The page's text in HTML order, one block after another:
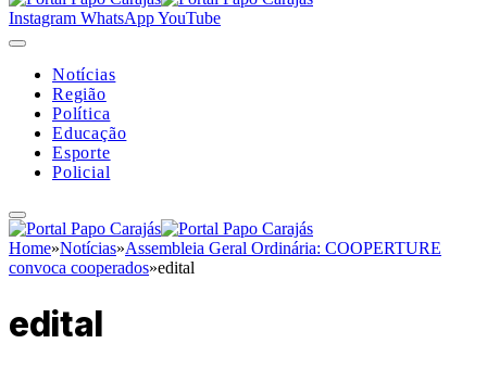
Instagram WhatsAppYouTube
Notícias
Região
Política
Educação
Esporte
Policial
Home»Notícias»Assembleia Geral Ordinária: COOPERTURE
convoca cooperados»edital
edital